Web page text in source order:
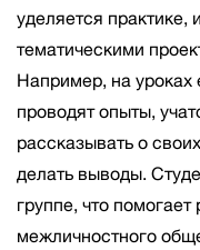
уделяется практике,
тематическими
Например, на уроках
проводят опыты,
рассказывать о
делать выводы.
группе, что
межличностного